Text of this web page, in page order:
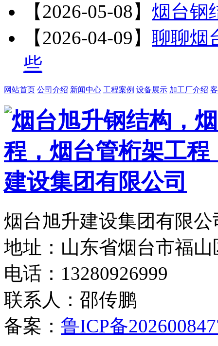
【2026-05-08】 烟台钢
【2026-04-09】 聊聊烟
些
网站首页 公司介绍 新闻中心 工程案例 设备展示 加工厂介绍
烟台旭升建设集团有限
地址：山东省烟台市福
电话：13280926999
联系人：邵传鹏
备案： 鲁ICP备